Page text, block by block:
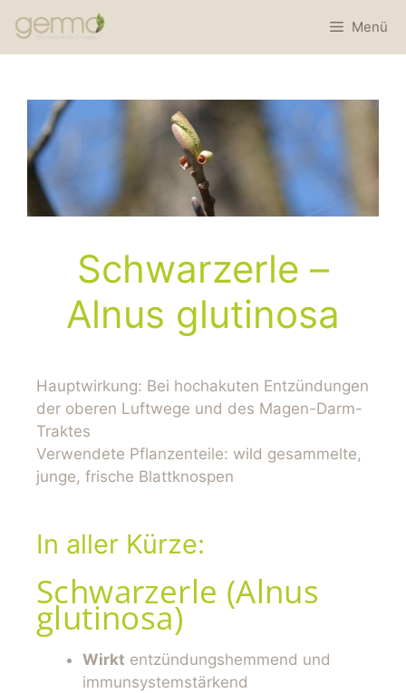
Menü
Schwarzerle –
Alnus glutinosa
Hauptwirkung: Bei hochakuten Entzündungen
der oberen Luftwege und des Magen-Darm-
Traktes
Verwendete Pflanzenteile: wild gesammelte,
junge, frische Blattknospen
In aller Kürze:
Schwarzerle (Alnus
glutinosa)
Wirkt entzündungshemmend und
immunsystemstärkend